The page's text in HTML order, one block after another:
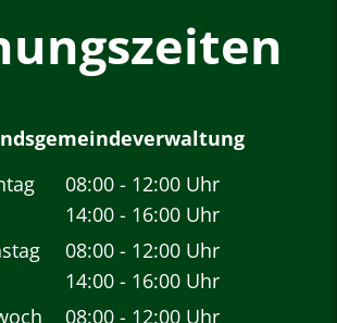
08:00 - 12:00 Uhr
Von 08:00 bis 12:00
14:00 - 16:00 Uhr
Von 14:00 bis 16:00
08:00 - 12:00 Uhr
Von 08:00 bis 12:00
14:00 - 16:00 Uhr
Von 14:00 bis 16:00
08:00 - 12:00 Uhr